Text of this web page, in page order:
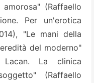
(Raffaello
Per un'erotica
"Le mani della
del moderno"
Lacan. La clinica
(Raffaello